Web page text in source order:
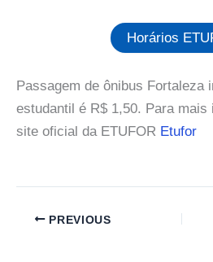
Horários
Passagem de ônibus Fortaleza
estudantil é R$ 1,50. Para
site oficial da ETUFOR Etufor
PREVIOUS